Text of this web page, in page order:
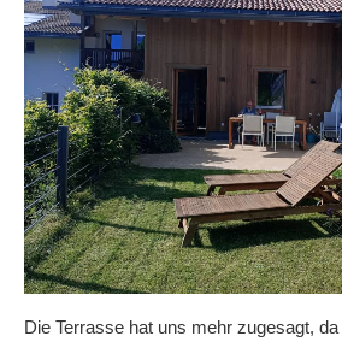
Die Terrasse hat uns mehr zugesagt,